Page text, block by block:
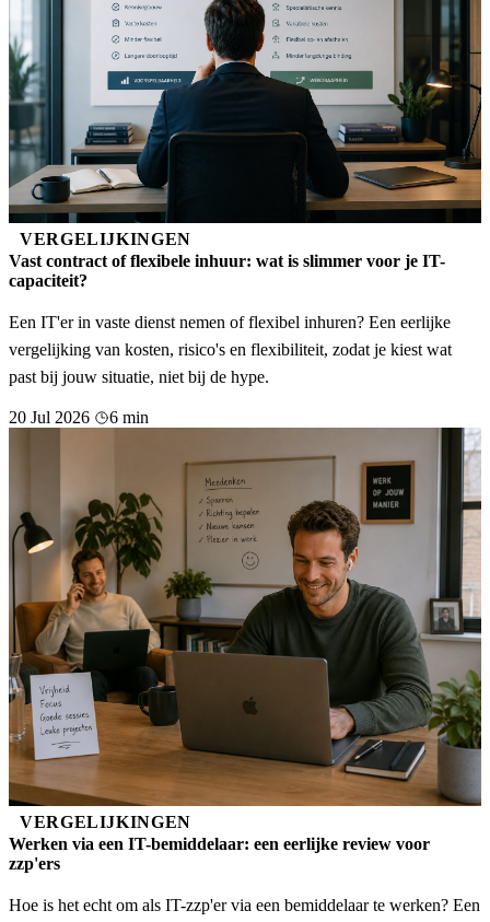
VERGELIJKINGEN
Vast contract of flexibele inhuur: wat is slimmer voor je IT-
capaciteit?
Een IT'er in vaste dienst nemen of flexibel inhuren? Een eerlijke
vergelijking van kosten, risico's en flexibiliteit, zodat je kiest wat
past bij jouw situatie, niet bij de hype.
20 Jul 2026 6 min
VERGELIJKINGEN
Werken via een IT-bemiddelaar: een eerlijke review voor
zzp'ers
Hoe is het echt om als IT-zzp'er via een bemiddelaar te werken? Een